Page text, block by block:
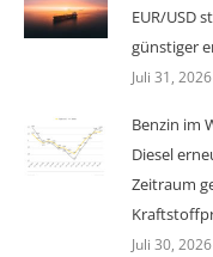
EUR/USD
günstiger
Juli 31, 2026
Benzin im
Diesel
Zeitraum
Juli 30, 2026